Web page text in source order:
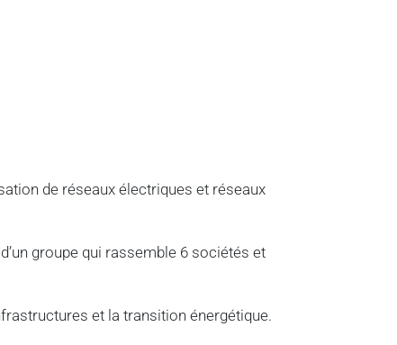
de réseaux électriques et réseaux
groupe qui rassemble 6 sociétés et
et la transition énergétique.